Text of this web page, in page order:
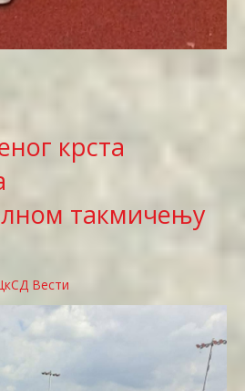
крста
такмичењу
Вести